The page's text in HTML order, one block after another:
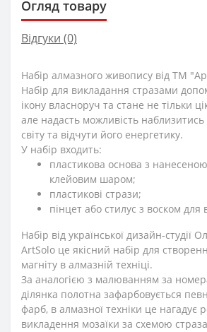
Огляд товару
Відгуки (0)
Набір алмазного живопису від TM
Набір для викладання стразами
ікону власноруч та стане не тільки
але надасть можливість наблизитись
світу та відчути його енергетику.
У набір входить:
пластикова основа з
клейовим шаром;
пластикові стрази;
пінцет або стилус з воском для
Набір від української дизайн-студії
ArtSolo це якісний набір для
магніту в алмазній техніці.
За аналогією з малюванням за
ділянка полотна зафарбовується
фарб, в алмазної техніки це нагадує
викладення мозаїки за схемою